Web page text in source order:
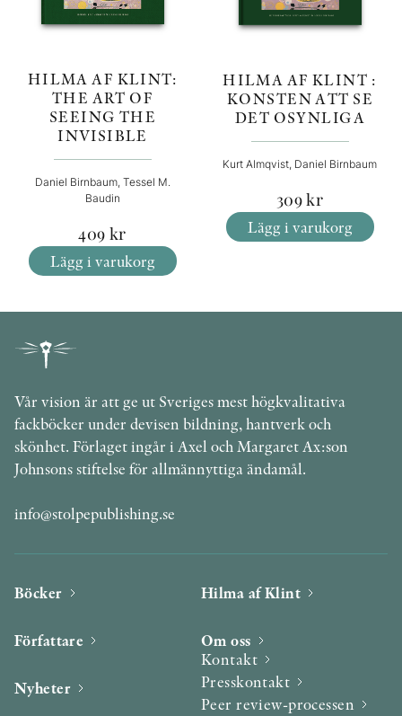
HILMA AF KLINT:
THE ART OF
SEEING THE
INVISIBLE
Daniel Birnbaum, Tessel M.
Baudin
409 kr
Lägg i varukorg
HILMA AF KLINT :
KONSTEN ATT SE
DET OSYNLIGA
Kurt Almqvist, Daniel Birnbaum
309kr
Lägg i varukorg
Vår vision är att ge ut Sveriges mest högkvalitativa
fackböcker under devisen bildning, hantverk och
skönhet. Förlaget ingår i Axel och Margaret Ax:son
Johnsons stiftelse för allmännyttiga ändamål.
info@stolpepublishing.se
Böcker
Författare
Nyheter
Hilma af Klint
Om oss
Kontakt
Presskontakt
Peer review-processen